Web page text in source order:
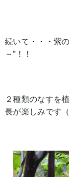
続いて・・・紫
～”！！
２種類のなすを
長が楽しみです（